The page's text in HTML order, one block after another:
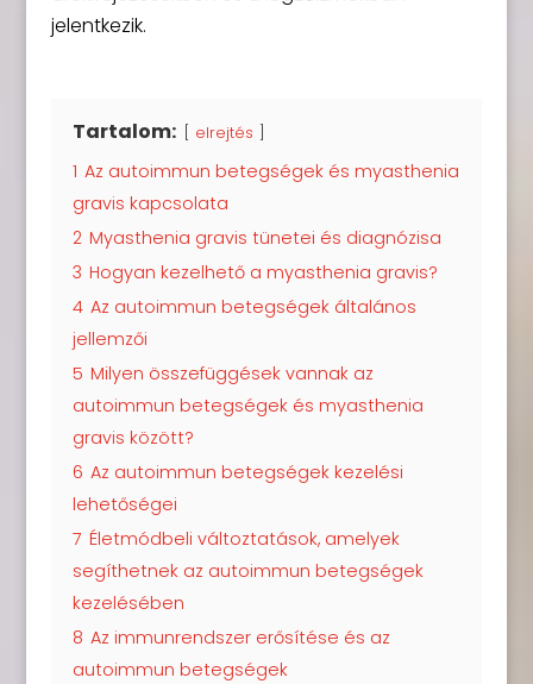
jelentkezik.
Tartalom: elrejtés
1 Az autoimmun betegségek és myasthenia
gravis kapcsolata
2 Myasthenia gravis tünetei és diagnózisa
3 Hogyan kezelhető a myasthenia gravis?
4 Az autoimmun betegségek általános
jellemzői
5 Milyen összefüggések vannak az
autoimmun betegségek és myasthenia
gravis között?
6 Az autoimmun betegségek kezelési
lehetőségei
7 Életmódbeli változtatások, amelyek
segíthetnek az autoimmun betegségek
kezelésében
8 Az immunrendszer erősítése és az
autoimmun betegségek